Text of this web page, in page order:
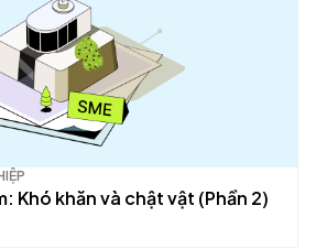
Khó khăn và chật vật (Phần 2)